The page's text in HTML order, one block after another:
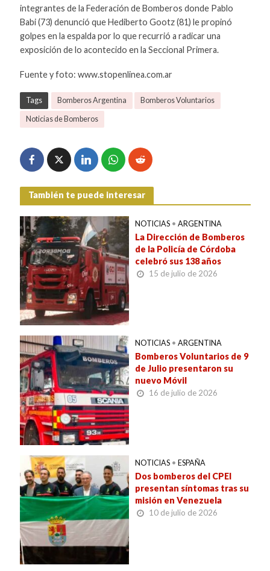
integrantes de la Federación de Bomberos donde Pablo
Babi (73) denunció que Hediberto Gootz (81) le propinó
golpes en la espalda por lo que recurrió a radicar una
exposición de lo acontecido en la Seccional Primera.
Fuente y foto: www.stopenlinea.com.ar
Tags Bomberos Argentina Bomberos Voluntarios
Noticias de Bomberos
También te puede interesar
NOTICIAS • ARGENTINA
La Dirección de Bomberos
de la Policía de Córdoba
celebró sus 138 años
15 de julio de 2026
NOTICIAS • ARGENTINA
Bomberos Voluntarios de 9
de Julio presentaron su
nuevo Móvil
16 de julio de 2026
NOTICIAS • ESPAÑA
Dos bomberos del CPEI
presentan síntomas tras su
misión en Venezuela
10 de julio de 2026